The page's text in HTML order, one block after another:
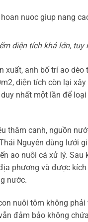
diện tích khá lớn,
xuất, anh bố trí ao
diện tích còn lại
nhất một lần để
thâm canh, nguồn
Nguyên dùng lưới
ao nuôi cá xử lý.
phương và được
nước.
nuôi tôm không
đảm bảo không